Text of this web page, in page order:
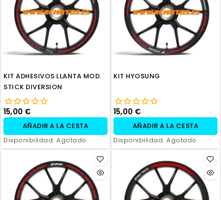
KIT ADHESIVOS LLANTA MOD.
STICK DIVERSION
15,00 €
AÑADIR A LA CESTA
Disponibilidad: Agotado
KIT HYOSUNG
15,00 €
AÑADIR A LA CESTA
Disponibilidad: Agotado